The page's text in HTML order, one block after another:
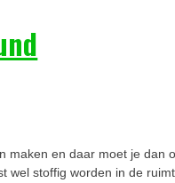
maken en daar moet je dan
wel stoffig worden in de